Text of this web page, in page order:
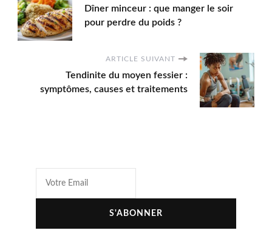
Dîner minceur : que manger le soir
pour perdre du poids ?
ARTICLE SUIVANT
Tendinite du moyen fessier :
symptômes, causes et traitements